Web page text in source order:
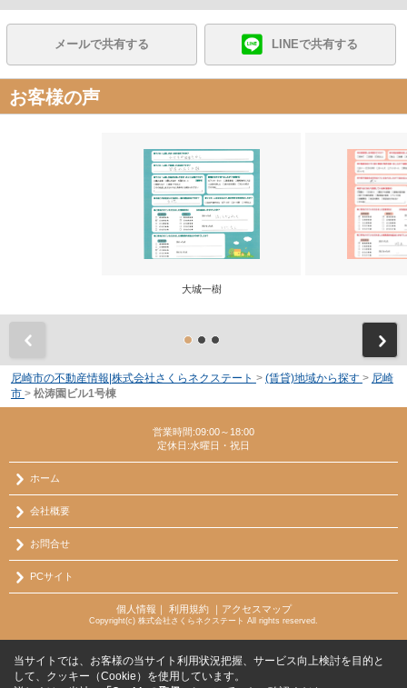
メールで共有する LINEで共有する
お客様の声
大城一樹
尼崎市の不動産情報|株式会社さくらネクステート > (賃貸)地域から探す > 尼崎
市 > 松涛園ビル1号棟
営業時間:09:00～18:00
定休日:水曜日・祝日
ホーム
会社概要
お問合せ
PCサイト
個人情報 ｜ 利用規約｜ アクセスマップ
Copyright(c) 株式会社さくらネクステート All rights reserved.
当サイトでは、お客様の当サイト利用状況把握、サービス向上検討を目的と
して、クッキー（Cookie）を使用しています。